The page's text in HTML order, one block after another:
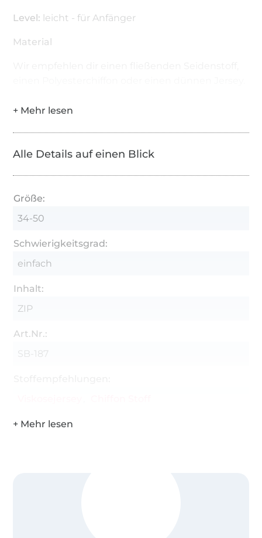
Level: leicht - für Anfänger
Material
Alle Details auf einen Blick
Größe:
34-50
Schwierigkeitsgrad:
einfach
Inhalt:
ZIP
Art.Nr.:
SB-187